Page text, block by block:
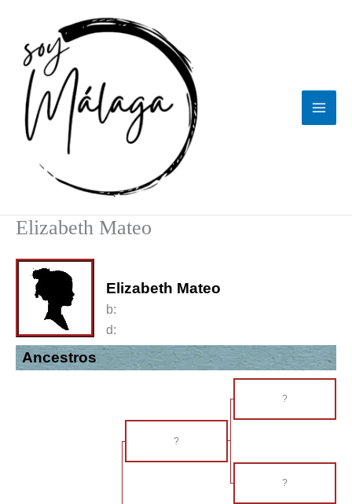
contenido
Elizabeth Mateo
Elizabeth Mateo
b:
d:
Ancestros
?
?
?